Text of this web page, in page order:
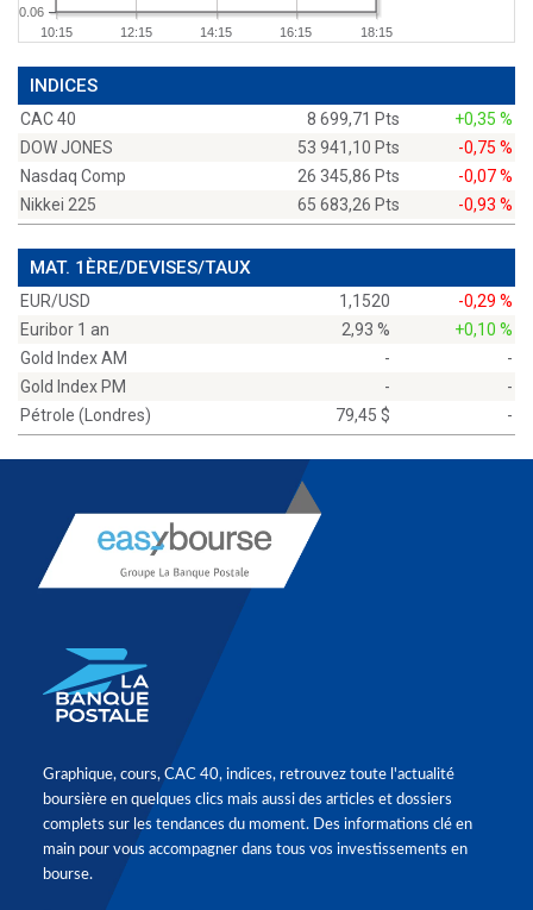
10:15 12:15 14:15 16:15 18:15
0.06
INDICES
CAC 40 8 699,71 Pts
+0,35 %
DOW JONES
53 941,10 Pts
-0,75 %
Nasdaq Comp
26 345,86 Pts
-0,07 %
Nikkei 225
65 683,26 Pts -0,93 %
MAT. 1ÈRE/DEVISES/TAUX
EUR/USD 1,1520
-0,29 %
Euribor 1 an
2,93 %
+0,10 %
Gold Index AM
-
-
Gold Index PM
-
-
Pétrole (Londres)
79,45 $ -
Graphique, cours, CAC 40, indices, retrouvez toute l'actualité
boursière en quelques clics mais aussi des articles et dossiers
complets sur les tendances du moment. Des informations clé en
main pour vous accompagner dans tous vos investissements en
bourse.